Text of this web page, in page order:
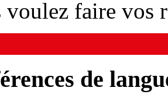
voulez faire vos
de